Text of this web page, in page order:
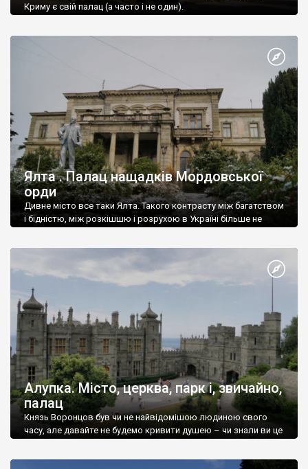
Криму є свій палац (а часто і не один).
Ялта . Палац нащадків Мордовської
орди
Дивне місто все таки Ялта. Такого контрасту між багатством
і бідністю, між розкішшю і розрухою в Україні більше не
Алупка. Місто, церква, парк і, звичайно,
палац
Князь Воронцов був чи не найвідомішою людиною свого
часу, але давайте не будемо кривити душею – чи знали ви це